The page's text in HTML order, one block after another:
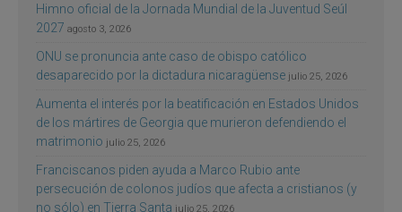
Himno oficial de la Jornada Mundial de la Juventud Seúl
2027 agosto 3, 2026
ONU se pronuncia ante caso de obispo católico
desaparecido por la dictadura nicaragüense julio 25, 2026
Aumenta el interés por la beatificación en Estados Unidos
de los mártires de Georgia que murieron defendiendo el
matrimonio julio 25, 2026
Franciscanos piden ayuda a Marco Rubio ante
persecución de colonos judíos que afecta a cristianos (y
no sólo) en Tierra Santa julio 25, 2026